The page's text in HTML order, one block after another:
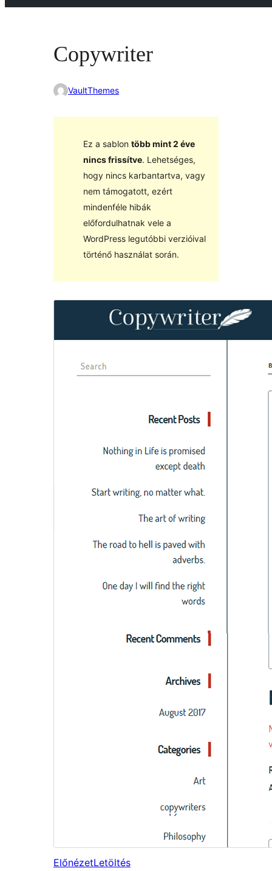
Copywriter
VaultThemes
Ez a sablon több mint 2 éve
nincs frissítve. Lehetséges,
hogy nincs karbantartva, vagy
nem támogatott, ezért
mindenféle hibák
előfordulhatnak vele a
WordPress legutóbbi verzióival
történő használat során.
ElőnézetLetöltés